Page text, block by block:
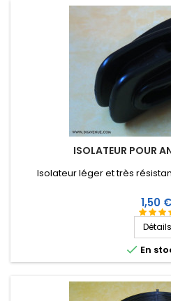
ISOLATEUR POUR
Isolateur léger et très
Prix
1,50 €
Détails
 En